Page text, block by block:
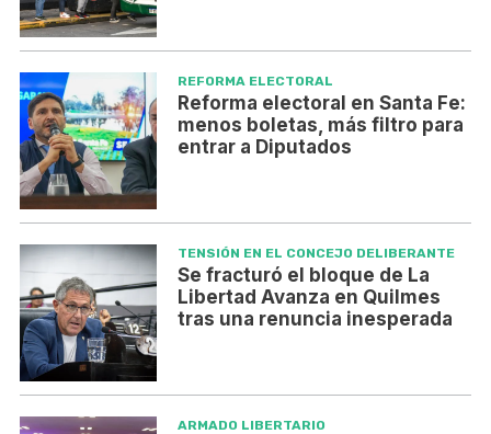
REFORMA ELECTORAL
Reforma electoral en Santa Fe:
menos boletas, más filtro para
entrar a Diputados
TENSIÓN EN EL CONCEJO DELIBERANTE
Se fracturó el bloque de La
Libertad Avanza en Quilmes
tras una renuncia inesperada
ARMADO LIBERTARIO